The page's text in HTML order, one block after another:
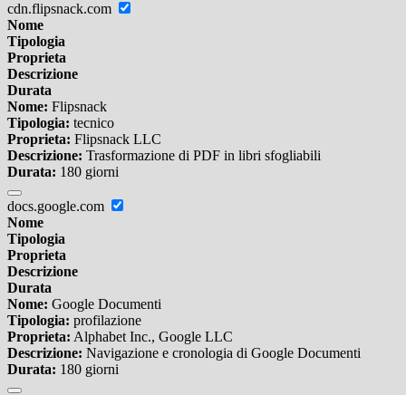
cdn.flipsnack.com
Nome
Tipologia
Proprieta
Descrizione
Durata
Nome: Flipsnack
Tipologia: tecnico
Proprieta: Flipsnack LLC
Descrizione: Trasformazione di PDF in libri sfogliabili
Durata: 180 giorni
docs.google.com
Nome
Tipologia
Proprieta
Descrizione
Durata
Nome: Google Documenti
Tipologia: profilazione
Proprieta: Alphabet Inc., Google LLC
Descrizione: Navigazione e cronologia di Google Documenti
Durata: 180 giorni